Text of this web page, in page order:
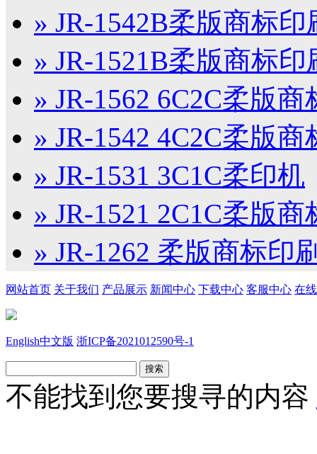
» JR-1542B柔版商标印
» JR-1521B柔版商标印
» JR-1562 6C2C柔版
» JR-1542 4C2C柔版
» JR-1531 3C1C柔印机
» JR-1521 2C1C柔版
» JR-1262 柔版商标印
网站首页 关于我们 产品展示 新闻中心 下载中心 客服中心 在
English中文版 浙ICP备2021012590号-1
搜索
不能找到您要搜寻的内容